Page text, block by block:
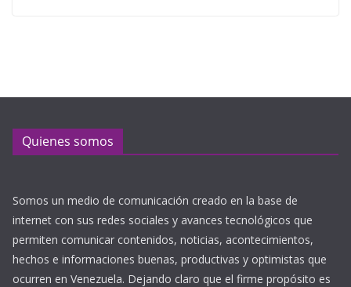
Quienes somos
Somos un medio de comunicación creado en la base de
internet con sus redes sociales y avances tecnológicos que
permiten comunicar contenidos, noticias, acontecimientos,
hechos e informaciones buenas, productivas y optimistas que
ocurren en Venezuela. Dejando claro que el firme propósito es